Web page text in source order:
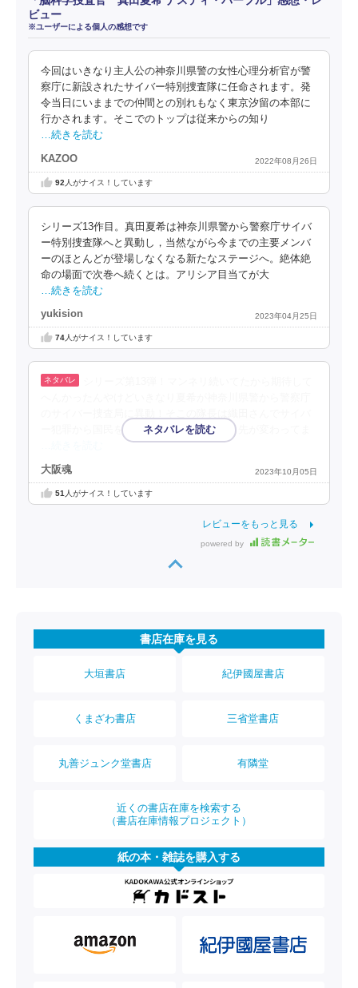
ビュー
※ユーザーによる個人の感想です
今回はいきなり主人公の神奈川県警の女性心理分析官が警
察庁に新設されたサイバー特別捜査隊に任命されます。発
令当日にいままでの仲間との別れもなく東京汐留の本部に
行かされます。そこでのトップは従来からの知り
…続きを読む
KAZOO 2022年08月26日
92 人がナイス！しています
シリーズ13作目。真田夏希は神奈川県警から警察庁サイバ
ー特別捜査隊へと異動し，当然ながら今までの主要メンバ
ーのほとんどが登場しなくなる新たなステージへ。絶体絶
命の場面で次巻へ続くとは。アリシア目当てが大
…続きを読む
yukision 2023年04月25日
74人がナイス！しています
ー犯罪から国民を守るってポジション！目先が変わってま
大阪魂 2023年10月05日
51 人がナイス！しています
レビューをもっと見る
powered by
書店在庫を見る
大垣書店 紀伊國屋書店
くまざわ書店 三省堂書店
丸善ジュンク堂書店 有隣堂
近くの書店在庫を検索する
（書店在庫情報プロジェクト）
紙の本・雑誌を購入する